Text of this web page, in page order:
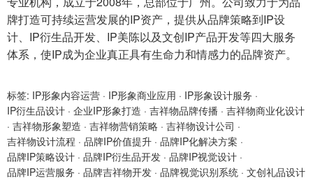
牌打造可持续运营发展的IP资产，提供从品牌策略到IP设
计、IP衍生品开发、IP美陈以及文创IP产品开发等四大服务
体系，使IP成为企业真正具有生命力和情感力的品牌资产。
标签: IP形象内容运营 · IP形象商业应用 · IP形象设计服务 ·
IP衍生品设计 · 企业IP形象打造 · 吉祥物品牌传播 · 吉祥物商业化设计
· 吉祥物形象塑造 · 吉祥物营销策略 · 吉祥物设计公司 ·
吉祥物设计流程 · 品牌IP价值提升 · 品牌IP化解决方案 ·
品牌IP策略设计 · 品牌IP衍生品开发 · 品牌IP视觉设计 ·
品牌IP运营服务 · 品牌吉祥物开发 · 品牌视觉识别系统 · 文创礼品设计